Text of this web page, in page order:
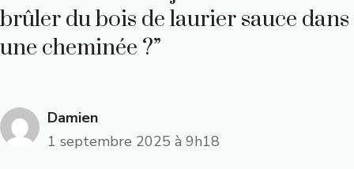
brûler du bois de laurier sauce dans
une cheminée ?”
Damien
1 septembre 2025 à 9h18